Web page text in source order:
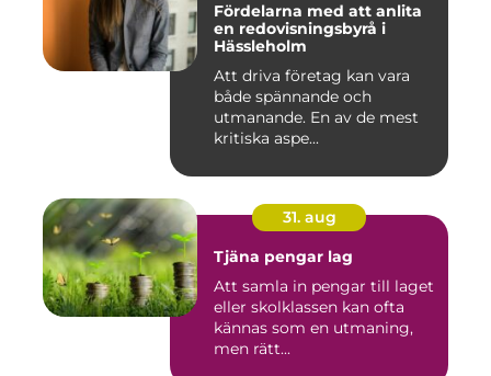
Fördelarna med att anlita
en redovisningsbyrå i
Hässleholm
Att driva företag kan vara
både spännande och
utmanande. En av de mest
kritiska aspe...
31. aug
Tjäna pengar lag
Att samla in pengar till laget
eller skolklassen kan ofta
kännas som en utmaning,
men rätt...